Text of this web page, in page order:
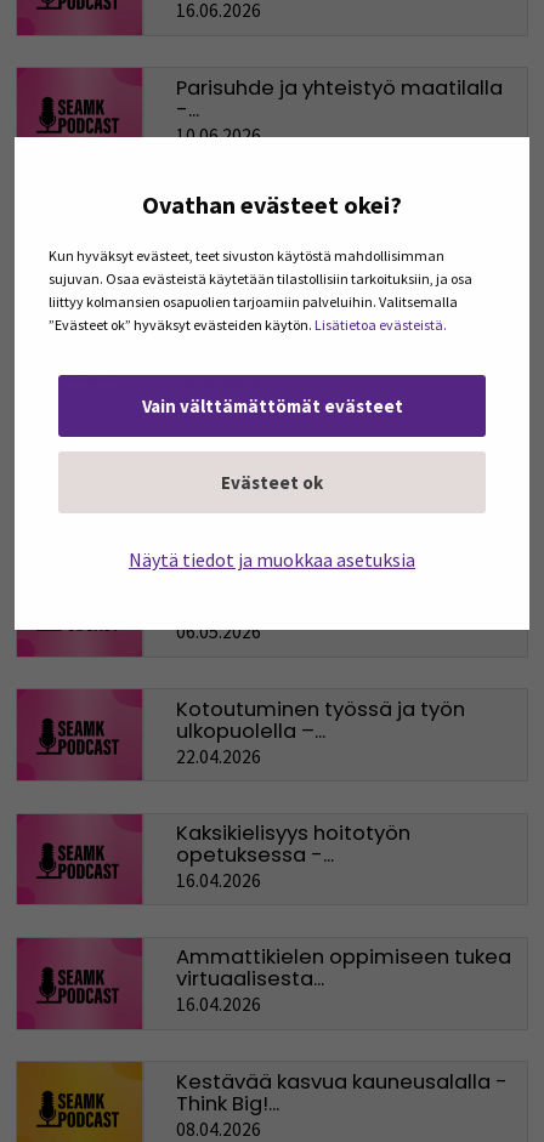
Ovathan evästeet okei?
Kun hyväksyt evästeet, teet sivuston käytöstä mahdollisimman
sujuvan. Osaa evästeistä käytetään tilastollisiin tarkoituksiin, ja osa
liittyy kolmansien osapuolien tarjoamiin palveluihin. Valitsemalla
”Evästeet ok” hyväksyt evästeiden käytön. Lisätietoa evästeistä.
Vain välttämättömät evästeet
Evästeet ok
Näytä tiedot ja muokkaa asetuksia
16.06.2026
Parisuhde ja yhteistyö maatilalla
-...
10.06.2026
Maatilayrittäjän jaksaminen –
29.05.2026
Tekoäly, XR ja tulevaisuuden työ ja
Koska kokemusasiantuntijasta
tulee...
06.05.2026
Kotoutuminen työssä ja työn
ulkopuolella –...
22.04.2026
Kaksikielisyys hoitotyön
opetuksessa -...
16.04.2026
Ammattikielen oppimiseen tukea
virtuaalisesta...
16.04.2026
Kestävää kasvua kauneusalalla -
Think Big!...
08.04.2026